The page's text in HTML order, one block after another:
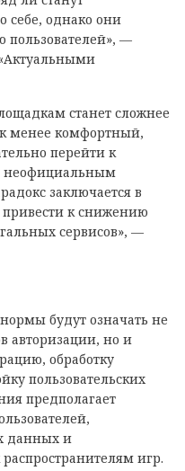
себе, однако они
пользователей», —
станет сложнее
менее комфортный,
перейти к
неофициальным
заключается в
к снижению
сервисов», —
будут означать не
авторизации, но и
обработку
пользовательских
предполагает
данных и
игр.